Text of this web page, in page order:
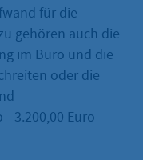
für die
gehören auch die
im Büro und die
oder die
3.200,00 Euro